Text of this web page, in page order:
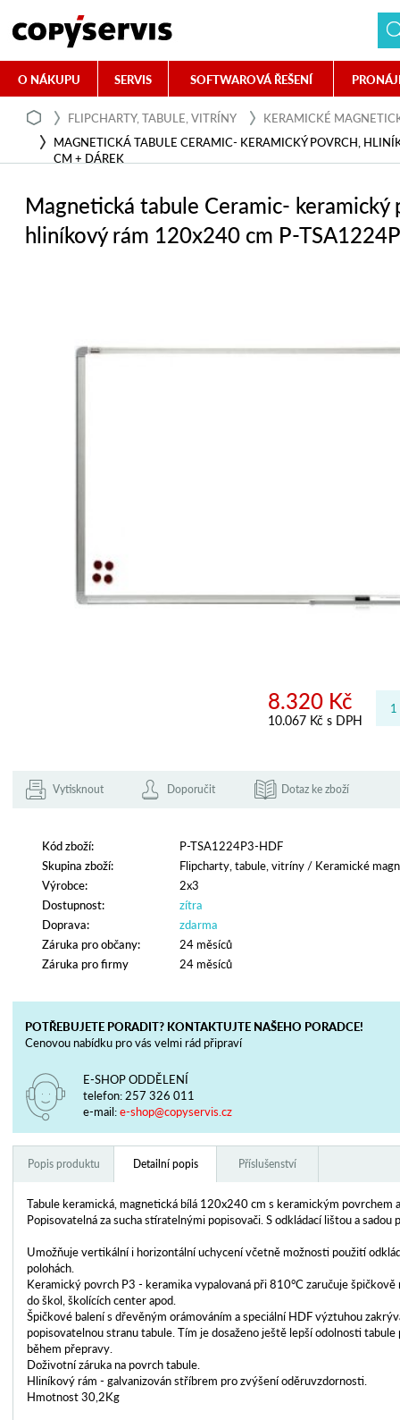
O NÁKUPU SERVIS SOFTWAROVÁ ŘEŠENÍ
FLIPCHARTY, TABULE, VITRÍNY
KERAMICKÉ
MAGNETICKÁ TABULE CERAMIC- KERAMICKÝ POVRCH,
CM + DÁREK
Magnetická tabule Ceramic- keramický
hliníkový rám 120x240 cm P-
8.320 Kč
10.067 Kč s DPH
Vytisknout Doporučit Dotaz ke zboží
Kód zboží:
P-TSA1224P3-HDF
Skupina zboží:
Flipcharty, tabule, vitríny / Keramické
Výrobce:
2x3
Dostupnost:
zítra
Doprava:
zdarma
Záruka pro občany:
24 měsíců
Záruka pro firmy
24 měsíců
POTŘEBUJETE PORADIT? KONTAKTUJTE NAŠEHO PORADCE!
Cenovou nabídku pro vás velmi rád připraví
E-SHOP ODDĚLENÍ
telefon: 257 326 011
e-mail:e-shop@copyservis.cz
Popis produktu Detailní popis Příslušenství
Tabule keramická, magnetická bílá 120x240 cm s keramickým povrchem
Popisovatelná za sucha stíratelnými popisovači. S odkládací lištou a sadou
Umožňuje vertikální i horizontální uchycení včetně možnosti použití
polohách.
Keramický povrch P3 - keramika vypalovaná při 810°C zaručuje
do škol, školících center apod.
Špičkové balení s dřevěným orámováním a speciální HDF výztuhou
popisovatelnou stranu tabule. Tím je dosaženo ještě lepší odolnosti
během přepravy.
Doživotní záruka na povrch tabule.
Hliníkový rám - galvanizován stříbrem pro zvýšení oděruvzdornosti.
Hmotnost 30,2Kg